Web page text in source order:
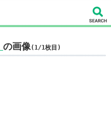
の画像(1/1枚目)